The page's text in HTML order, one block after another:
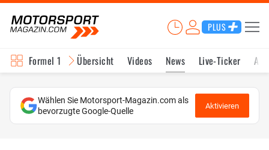
PLUS
Formel 1 Übersicht Videos News Live-Ticker
Wählen Sie Motorsport-Magazin.com als
bevorzugte Google-Quelle
Aktivieren